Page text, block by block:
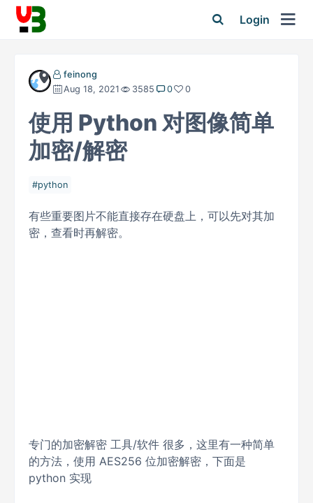
Login
feinong
Aug 18, 2021
3585 0 0
使用 Python 对图像简单
加密/解密
python
有些重要图片不能直接存在硬盘上，可以先对其加
密，查看时再解密。
专门的加密解密 工具/软件 很多，这里有一种简单
的方法，使用 AES256 位加密解密，下面是
python 实现